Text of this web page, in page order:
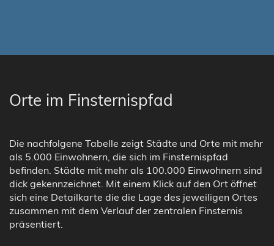
Orte im Finsternispfad
Die nachfolgene Tabelle zeigt Städte und Orte mit mehr
als 5.000 Einwohnern, die sich im Finsternispfad
befinden. Städte mit mehr als 100.000 Einwohnern sind
dick gekennzeichnet. Mit einem Klick auf den Ort öffnet
sich eine Detailkarte die die Lage des jeweiligen Ortes
zusammen mit dem Verlauf der zentralen Finsternis
präsentiert.